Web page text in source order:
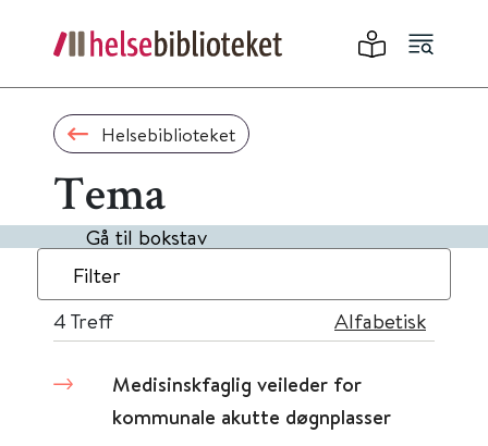
Helsebiblioteket
Tema
Gå til bokstav
Filter
4 Treff Alfabetisk
Medisinskfaglig veileder for
kommunale akutte døgnplasser